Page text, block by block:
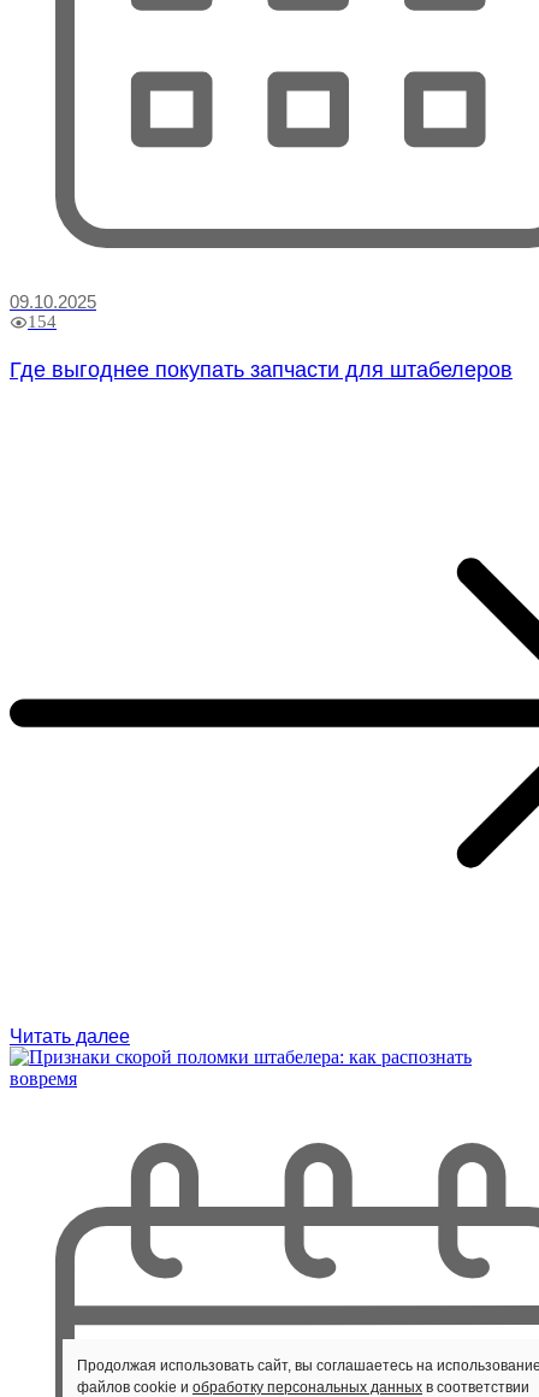
09.10.2025
154
Где выгоднее покупать запчасти для штабелеров
Читать далее
Продолжая использовать сайт, вы соглашаетесь на
файлов cookie и обработку персональных данных в соответствии